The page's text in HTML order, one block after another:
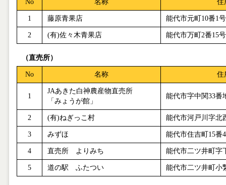
No 名称 住
1 藤原青果店 能代市元町 10番1号
2 (有)佐々木青果店 能代市万町 2番15号
（直売所）
No 名称 住
1
JAあきた白神農産物直売所
「みょうが館」
能代市字中関33番
2 (有)ねぎっこ村 能代市河戸川字北
3 みずほ 能代市住吉町 15番4
4 直売所 よりみち 能代市二ツ井町字
5 道の駅 ふたつい 能代市二ツ井町小